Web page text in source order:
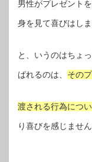
男性がプレゼント
身を見て喜びはしま
と、いうのはちょ
ばれるのは、 その
渡される行為につ
り喜びを感じません